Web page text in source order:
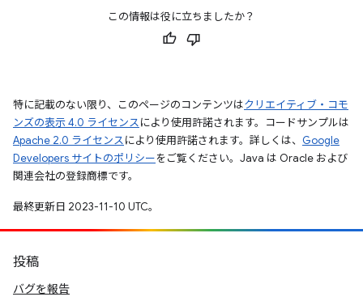
この情報は役に立ちましたか？
特に記載のない限り、このページのコンテンツはクリエイティブ・コモ
ンズの表示 4.0 ライセンスにより使用許諾されます。コードサンプルは
Apache 2.0 ライセンスにより使用許諾されます。詳しくは、 Google
Developers サイトのポリシーをご覧ください。Java は Oracle および
関連会社の登録商標です。
最終更新日 2023-11-10 UTC。
投稿
バグを報告